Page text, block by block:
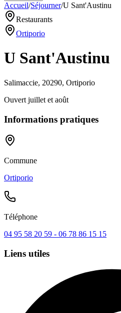
Accueil/Séjourner/U Sant'Austinu
Restaurants
Ortiporio
U Sant'Austinu
Salimaccie, 20290, Ortiporio
Ouvert juillet et août
Informations pratiques
Commune
Ortiporio
Téléphone
04 95 58 20 59 - 06 78 86 15 15
Liens utiles